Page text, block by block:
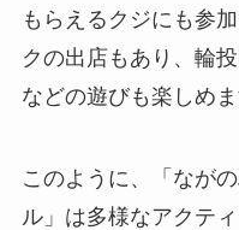
もらえるクジにも参
クの出店もあり、輪
などの遊びも楽しめま
このように、「なが
ル」は多様なアクテ